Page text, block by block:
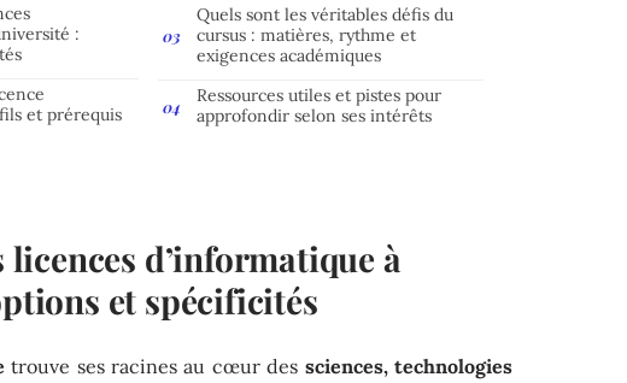
:
et prérequis
Quels sont les véritables défis du
cursus : matières, rythme et
exigences académiques
Ressources utiles et pistes pour
approfondir selon ses intérêts
licences d’informatique à
et spécificités
trouve ses racines au cœur des sciences, technologies